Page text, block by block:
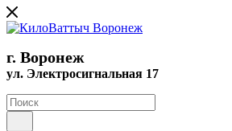
г. Воронеж
ул. Электросигнальная 17